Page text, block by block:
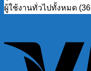
ผู้ใช้งานทั่วไปทั้งหมด